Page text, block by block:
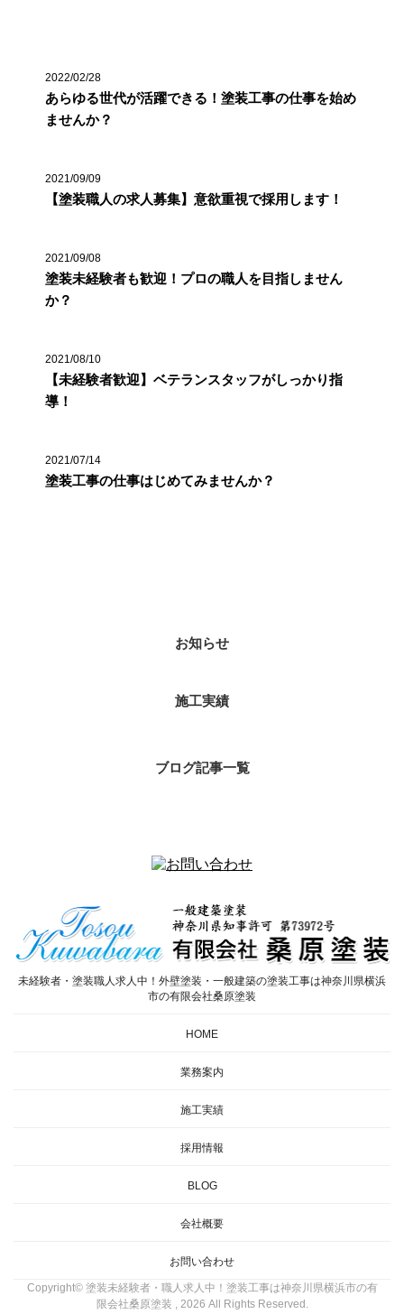
2022/02/28
あらゆる世代が活躍できる！塗装工事の仕事を始め
ませんか？
2021/09/09
【塗装職人の求人募集】意欲重視で採用します！
2021/09/08
塗装未経験者も歓迎！プロの職人を目指しません
か？
2021/08/10
【未経験者歓迎】ベテランスタッフがしっかり指
導！
2021/07/14
塗装工事の仕事はじめてみませんか？
お知らせ
施工実績
ブログ記事一覧
未経験者・塗装職人求人中！外壁塗装・一般建築の塗装工事は神奈川県横浜
市の有限会社桑原塗装
HOME
業務案内
施工実績
採用情報
BLOG
会社概要
お問い合わせ
Copyright© 塗装未経験者・職人求人中！塗装工事は神奈川県横浜市の有
限会社桑原塗装 , 2026 All Rights Reserved.